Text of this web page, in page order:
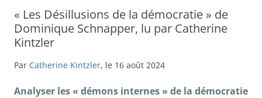
« Les Désillusions de la démocratie » de
Dominique Schnapper, lu par Catherine
Kintzler
Par Catherine Kintzler, le 16 août 2024
Analyser les « démons internes » de la démocratie